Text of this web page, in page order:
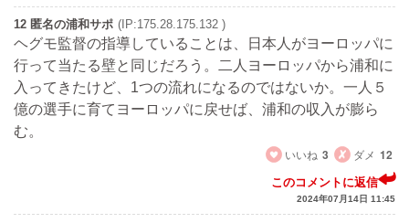
12 匿名の浦和サポ (IP:175.28.175.132 )
ヘグモ監督の指導していることは、日本人がヨーロッパに
行って当たる壁と同じだろう。二人ヨーロッパから浦和に
入ってきたけど、1つの流れになるのではないか。一人５
億の選手に育てヨーロッパに戻せば、浦和の収入が膨ら
む。
いいね 3 ダメ 12
このコメントに返信
2024年07月14日 11:45